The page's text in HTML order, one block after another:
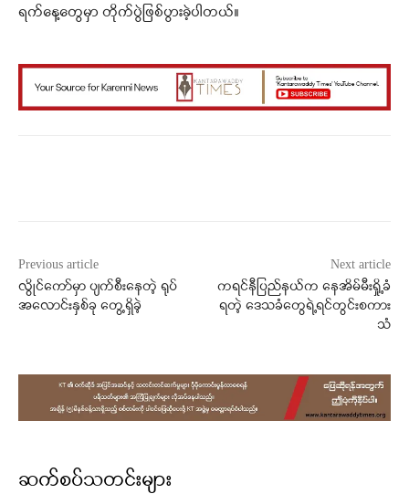
ရက်နေ့တွေမှာ တိုက်ပွဲဖြစ်ပွားခဲ့ပါတယ်။
Previous article
လွိုင်ကော်မှာ ပျက်စီးနေတဲ့ ရုပ်
အလောင်းနှစ်ခု တွေ့ရှိခဲ့
Next article
ကရင်နီပြည်နယ်က နေအိမ်မီးရှို့ခံ
ရတဲ့ ဒေသခံတွေရဲ့ရင်တွင်းစကား
သံ
ဆက်စပ်သတင်းများ